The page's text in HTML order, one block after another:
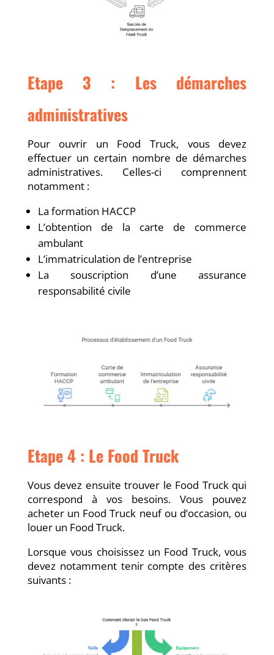
Etape 3 : Les démarches
administratives
Pour ouvrir un Food Truck, vous devez
effectuer un certain nombre de démarches
administratives. Celles-ci comprennent
notamment :
La formation HACCP
L’obtention de la carte de commerce
ambulant
L’immatriculation de l’entreprise
La souscription d’une assurance
responsabilité civile
Etape 4 : Le Food Truck
Vous devez ensuite trouver le Food Truck qui
correspond à vos besoins. Vous pouvez
acheter un Food Truck neuf ou d’occasion, ou
louer un Food Truck.
Lorsque vous choisissez un Food Truck, vous
devez notamment tenir compte des critères
suivants :